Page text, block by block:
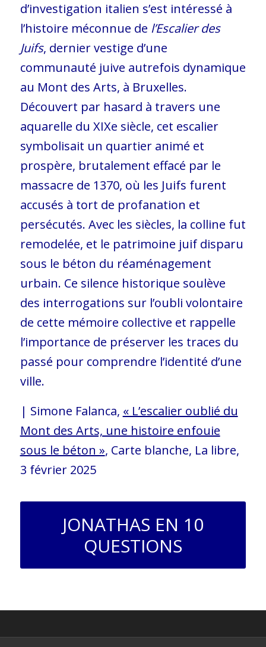
d’investigation italien s’est intéressé à
l’histoire méconnue de l’Escalier des
Juifs, dernier vestige d’une
communauté juive autrefois dynamique
au Mont des Arts, à Bruxelles.
Découvert par hasard à travers une
aquarelle du XIXe siècle, cet escalier
symbolisait un quartier animé et
prospère, brutalement effacé par le
massacre de 1370, où les Juifs furent
accusés à tort de profanation et
persécutés. Avec les siècles, la colline fut
remodelée, et le patrimoine juif disparu
sous le béton du réaménagement
urbain. Ce silence historique soulève
des interrogations sur l’oubli volontaire
de cette mémoire collective et rappelle
l’importance de préserver les traces du
passé pour comprendre l’identité d’une
ville.
| Simone Falanca, « L’escalier oublié du
Mont des Arts, une histoire enfouie
sous le béton », Carte blanche, La libre,
3 février 2025
JONATHAS EN 10
QUESTIONS